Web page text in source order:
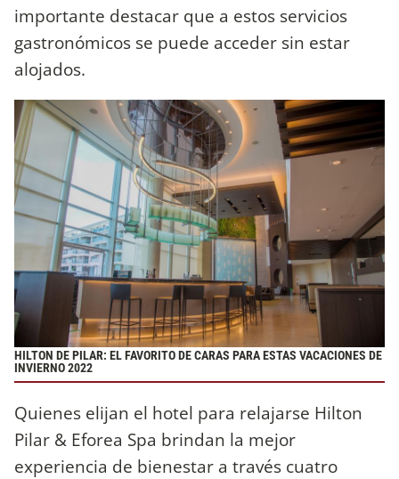
importante destacar que a estos servicios
gastronómicos se puede acceder sin estar
alojados.
HILTON DE PILAR: EL FAVORITO DE CARAS PARA ESTAS VACACIONES DE
INVIERNO 2022
Quienes elijan el hotel para relajarse Hilton
Pilar & Eforea Spa brindan la mejor
experiencia de bienestar a través cuatro